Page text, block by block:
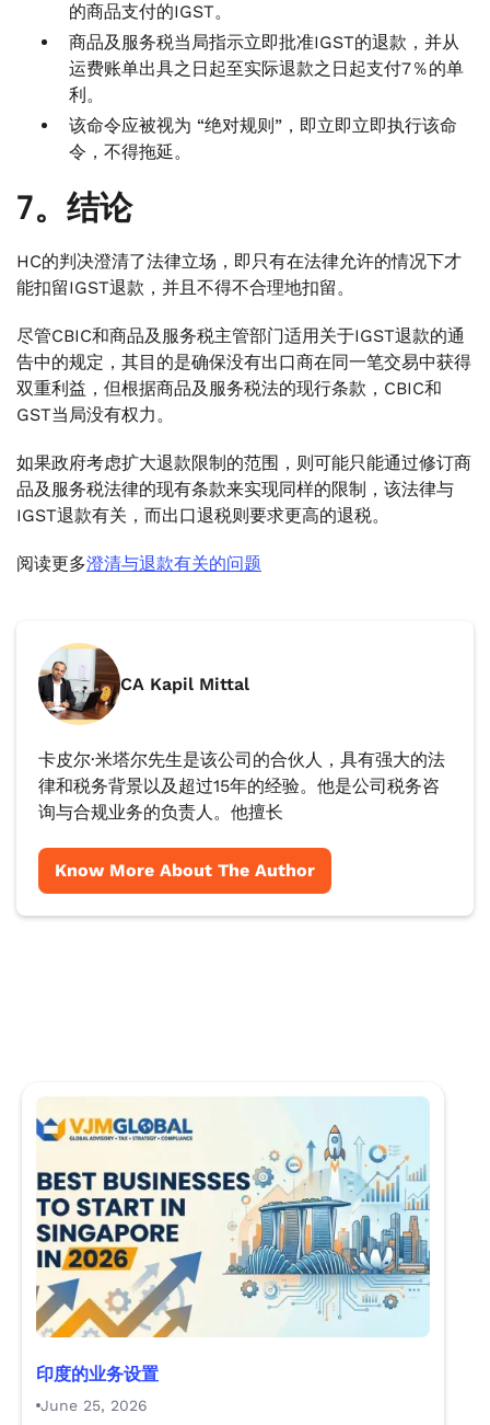
的商品支付的IGST。
商品及服务税当局指示立即批准IGST的退款，并从
运费账单出具之日起至实际退款之日起支付7％的单
利。
该命令应被视为 “绝对规则”，即立即立即执行该命
令，不得拖延。
7。结论
HC的判决澄清了法律立场，即只有在法律允许的情况下才
能扣留IGST退款，并且不得不合理地扣留。
尽管CBIC和商品及服务税主管部门适用关于IGST退款的通
告中的规定，其目的是确保没有出口商在同一笔交易中获得
双重利益，但根据商品及服务税法的现行条款，CBIC和
GST当局没有权力。
如果政府考虑扩大退款限制的范围，则可能只能通过修订商
品及服务税法律的现有条款来实现同样的限制，该法律与
IGST退款有关，而出口退税则要求更高的退税。
阅读更多澄清与退款有关的问题
CA Kapil Mittal
卡皮尔·米塔尔先生是该公司的合伙人，具有强大的法
律和税务背景以及超过15年的经验。他是公司税务咨
询与合规业务的负责人。他擅长
Know More About The Author
印度的业务设置
June 25, 2026